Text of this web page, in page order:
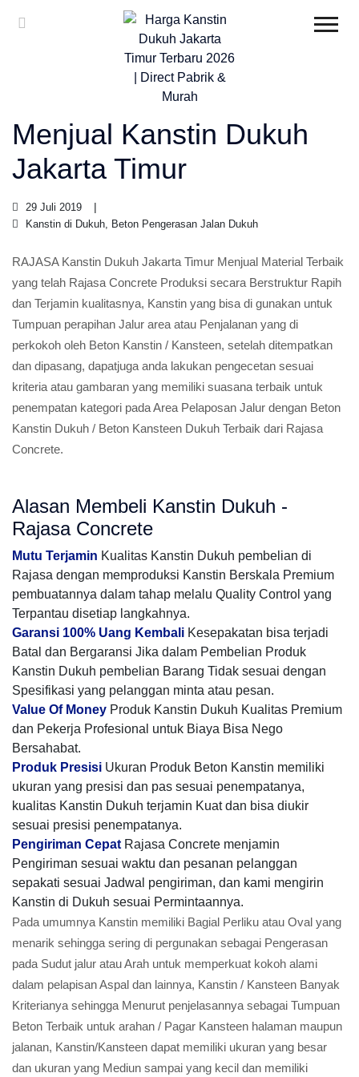
Menjual Kanstin Dukuh
Jakarta Timur
29 Juli 2019
Kanstin di Dukuh, Beton Pengerasan Jalan Dukuh
RAJASA Kanstin Dukuh Jakarta Timur Menjual Material Terbaik
yang telah Rajasa Concrete Produksi secara Berstruktur Rapih
dan Terjamin kualitasnya, Kanstin yang bisa di gunakan untuk
Tumpuan perapihan Jalur area atau Penjalanan yang di
perkokoh oleh Beton Kanstin / Kansteen, setelah ditempatkan
dan dipasang, dapatjuga anda lakukan pengecetan sesuai
kriteria atau gambaran yang memiliki suasana terbaik untuk
penempatan kategori pada Area Pelaposan Jalur dengan Beton
Kanstin Dukuh / Beton Kansteen Dukuh Terbaik dari Rajasa
Concrete.
Alasan Membeli Kanstin Dukuh -
Rajasa Concrete
Mutu Terjamin Kualitas Kanstin Dukuh pembelian di
Rajasa dengan memproduksi Kanstin Berskala Premium
pembuatannya dalam tahap melalu Quality Control yang
Terpantau disetiap langkahnya.
Garansi 100% Uang Kembali Kesepakatan bisa terjadi
Batal dan Bergaransi Jika dalam Pembelian Produk
Kanstin Dukuh pembelian Barang Tidak sesuai dengan
Spesifikasi yang pelanggan minta atau pesan.
Value Of Money Produk Kanstin Dukuh Kualitas Premium
dan Pekerja Profesional untuk Biaya Bisa Nego
Bersahabat.
Produk Presisi Ukuran Produk Beton Kanstin memiliki
ukuran yang presisi dan pas sesuai penempatanya,
kualitas Kanstin Dukuh terjamin Kuat dan bisa diukir
sesuai presisi penempatanya.
Pengiriman Cepat Rajasa Concrete menjamin
Pengiriman sesuai waktu dan pesanan pelanggan
sepakati sesuai Jadwal pengiriman, dan kami mengirin
Kanstin di Dukuh sesuai Permintaannya.
Pada umumnya Kanstin memiliki Bagial Perliku atau Oval yang
menarik sehingga sering di pergunakan sebagai Pengerasan
pada Sudut jalur atau Arah untuk memperkuat kokoh alami
dalam pelapisan Aspal dan lainnya, Kanstin / Kansteen Banyak
Kriterianya sehingga Menurut penjelasannya sebagai Tumpuan
Beton Terbaik untuk arahan / Pagar Kansteen halaman maupun
jalanan, Kanstin/Kansteen dapat memiliki ukuran yang besar
dan ukuran yang Mediun sampai yang kecil dan memiliki